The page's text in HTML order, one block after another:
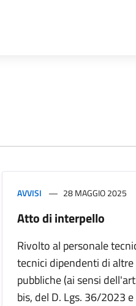
AVVISI 28 MAGGIO 2025
Atto di interpello
Rivolto al personale
tecnici dipendenti di
pubbliche (ai sensi
bis, del D. Lgs. 36/2023